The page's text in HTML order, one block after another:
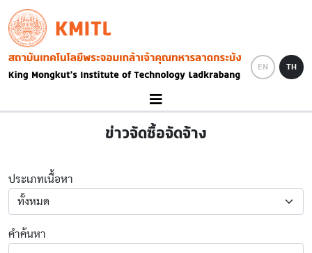
Skip to main content
KMITL
Image
EN TH
ข่าวจัดซื้อจัดจ้าง
ประเภทเนื้อหา
คำค้นหา